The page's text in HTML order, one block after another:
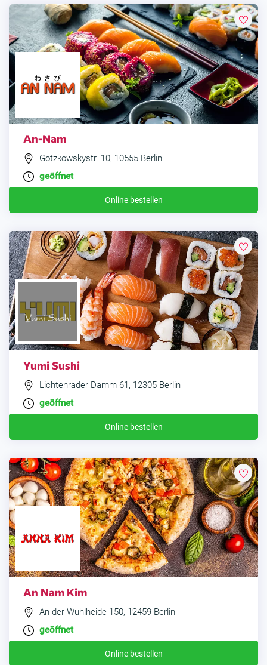
An-Nam
Gotzkowskystr. 10, 10555 Berlin
geöffnet
Online bestellen
Yumi Sushi
Lichtenrader Damm 61, 12305 Berlin
geöffnet
Online bestellen
An Nam Kim
An der Wuhlheide 150, 12459 Berlin
geöffnet
Online bestellen